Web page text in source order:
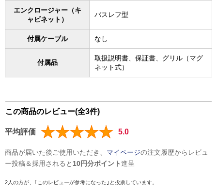
エンクロージャー（キ
ャビネット）
バスレフ型
付属ケーブル なし
付属品
取扱説明書、保証書、グリル（マグ
ネット式）
この商品のレビュー(全3件)
平均評価 5.0
商品が届いた後ご使用いただき、 マイページの注文履歴からレビュ
ー投稿＆採用されると 10円分ポイント進呈
2人の方が、｢このレビューが参考になった｣と投票しています。